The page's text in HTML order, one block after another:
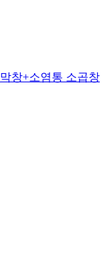
창+소염통 소곱창